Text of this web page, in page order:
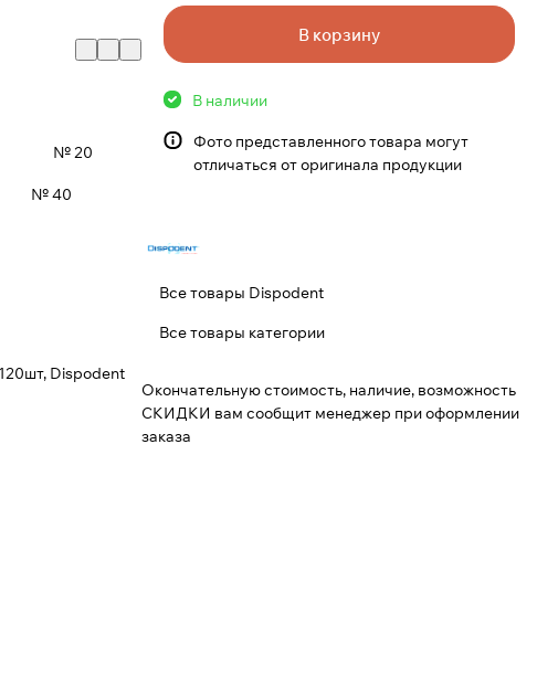
№ 20
№ 40
Dispodent
В корзину
В наличии
Фото представленного товара могут
отличаться от оригинала продукции
Все товары Dispodent
Все товары категории
Окончательную стоимость, наличие, возможность
СКИДКИ вам сообщит менеджер при оформлении
заказа